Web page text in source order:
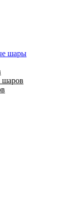
шары
шаров